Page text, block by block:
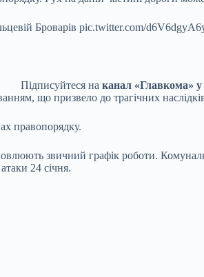
Броварів pic.twitter.com/
Підписуйтеся на канал «Главкома»
що призвело до трагічних
правопорядку.
звичний графік роботи.
24 січня.